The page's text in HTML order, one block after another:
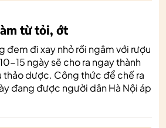
từ tỏi, ớt
đem đi xay nhỏ rồi ngâm với rượu
15 ngày sẽ cho ra ngay thành
thảo dược. Công thức để chế ra
đang được người dân Hà Nội áp